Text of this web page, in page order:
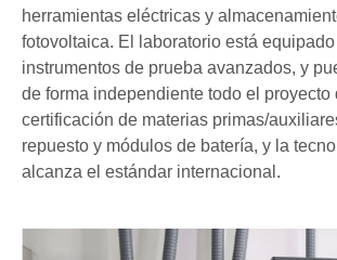
herramientas eléctricas y
fotovoltaica. El laboratorio está
instrumentos de prueba avanzados, y
de forma independiente todo el proyecto
certificación de materias primas/
repuesto y módulos de batería, y la
alcanza el estándar internacional.